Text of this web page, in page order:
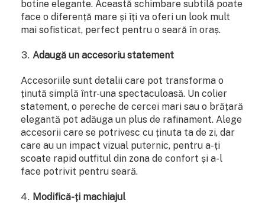
botine elegante. Această schimbare subtilă poate
face o diferență mare și îți va oferi un look mult
mai sofisticat, perfect pentru o seară în oraș.
Adaugă un accesoriu statement
Accesoriile sunt detalii care pot transforma o
ținută simplă într-una spectaculoasă. Un colier
statement, o pereche de cercei mari sau o brățară
elegantă pot adăuga un plus de rafinament. Alege
accesorii care se potrivesc cu ținuta ta de zi, dar
care au un impact vizual puternic, pentru a-ți
scoate rapid outfitul din zona de confort și a-l
face potrivit pentru seară.
Modifică-ți machiajul